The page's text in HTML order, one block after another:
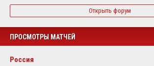
Открыть форум
ПРОСМОТРЫ МАТЧЕЙ
Россия